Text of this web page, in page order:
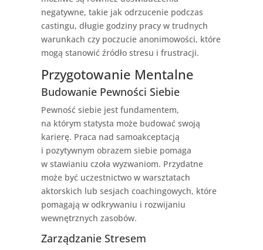
negatywne, takie jak odrzucenie podczas
castingu, długie godziny pracy w trudnych
warunkach czy poczucie anonimowości, które
mogą stanowić źródło stresu i frustracji.
Przygotowanie Mentalne
Budowanie Pewności Siebie
Pewność siebie jest fundamentem,
na którym statysta może budować swoją
karierę. Praca nad samoakceptacją
i pozytywnym obrazem siebie pomaga
w stawianiu czoła wyzwaniom. Przydatne
może być uczestnictwo w warsztatach
aktorskich lub sesjach coachingowych, które
pomagają w odkrywaniu i rozwijaniu
wewnętrznych zasobów.
Zarządzanie Stresem